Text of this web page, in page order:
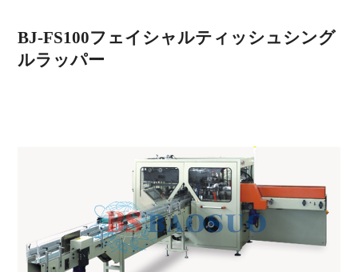
BJ-FS100フェイシャルティッシュシング
ルラッパー